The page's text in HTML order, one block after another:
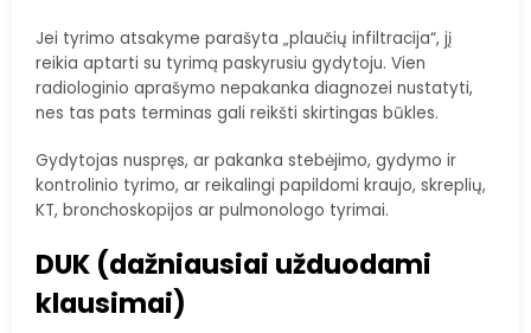
Jei tyrimo atsakyme parašyta „plaučių infiltracija“, jį
reikia aptarti su tyrimą paskyrusiu gydytoju. Vien
radiologinio aprašymo nepakanka diagnozei nustatyti,
nes tas pats terminas gali reikšti skirtingas būkles.
Gydytojas nuspręs, ar pakanka stebėjimo, gydymo ir
kontrolinio tyrimo, ar reikalingi papildomi kraujo, skreplių,
KT, bronchoskopijos ar pulmonologo tyrimai.
DUK (dažniausiai užduodami
klausimai)